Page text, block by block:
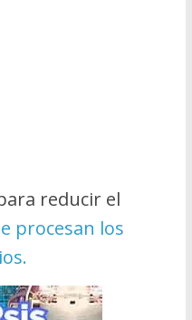
reducir el
procesan los